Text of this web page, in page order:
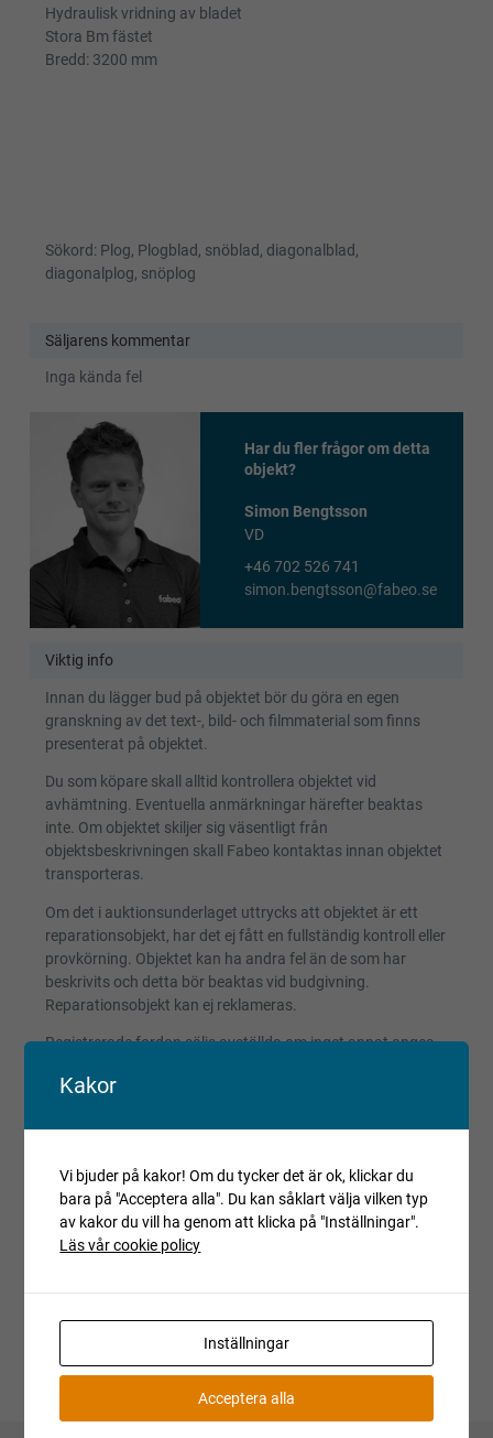
Hydraulisk vridning av bladet
Stora Bm fästet
Bredd: 3200 mm
Sökord: Plog, Plogblad, snöblad, diagonalblad,
diagonalplog, snöplog
Säljarens kommentar
Inga kända fel
Har du fler frågor om detta
objekt?
Simon Bengtsson
VD
+46 702 526 741
simon.bengtsson@fabeo.se
Viktig info
Innan du lägger bud på objektet bör du göra en egen
granskning av det text-, bild- och filmmaterial som finns
presenterat på objektet.
Du som köpare skall alltid kontrollera objektet vid
avhämtning. Eventuella anmärkningar härefter beaktas
inte. Om objektet skiljer sig väsentligt från
objektsbeskrivningen skall Fabeo kontaktas innan objektet
transporteras.
Om det i auktionsunderlaget uttrycks att objektet är ett
reparationsobjekt, har det ej fått en fullständig kontroll eller
provkörning. Objektet kan ha andra fel än de som har
beskrivits och detta bör beaktas vid budgivning.
Reparationsobjekt kan ej reklameras.
Registrerade fordon säljs avställda om inget annat anges.
Villkor och regler
Kopiera länk till den här auktionen
Auktionen är avslutad
Är du intresserad av objektet men deltog inte i
budgivningen, var vänlig kontakta ansvarig mäklare för
aktuell status.
Kakor
Vi bjuder på kakor! Om du tycker det är ok, klickar du
bara på "Acceptera alla". Du kan såklart välja vilken typ
av kakor du vill ha genom att klicka på "Inställningar".
Läs vår cookie policy
Inställningar
Acceptera alla